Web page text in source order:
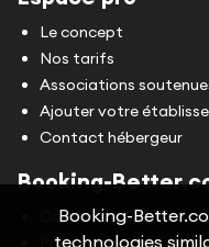
Le concept
Nos tarifs
Associations
Ajouter votre
Contact hébergeur
Booking-
Conditions Générales
Politique de
Booking-
technologies